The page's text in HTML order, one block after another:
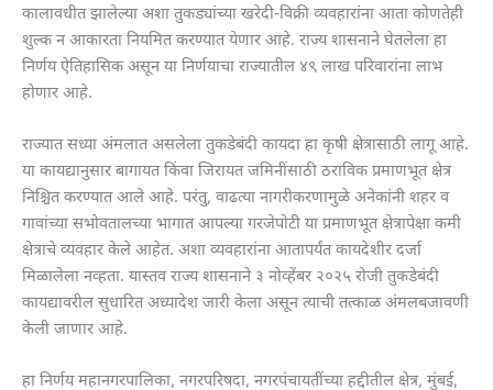
कालावधीत झालेल्या अशा तुकड्यांच्या खरेदी-विक्री व्यवहारांना आता कोणतेही
शुल्क न आकारता नियमित करण्यात येणार आहे. राज्य शासनाने घेतलेला हा
निर्णय ऐतिहासिक असून या निर्णयाचा राज्यातील ४९ लाख परिवारांना लाभ
होणार आहे.
राज्यात सध्या अंमलात असलेला तुकडेबंदी कायदा हा कृषी क्षेत्रासाठी लागू आहे.
या कायद्यानुसार बागायत किंवा जिरायत जमिनींसाठी ठराविक प्रमाणभूत क्षेत्र
निश्चित करण्यात आले आहे. परंतु, वाढत्या नागरीकरणामुळे अनेकांनी शहर व
गावांच्या सभोवतालच्या भागात आपल्या गरजेपोटी या प्रमाणभूत क्षेत्रापेक्षा कमी
क्षेत्राचे व्यवहार केले आहेत. अशा व्यवहारांना आतापर्यंत कायदेशीर दर्जा
मिळालेला नव्हता. यास्तव राज्य शासनाने ३ नोव्हेंबर २०२५ रोजी तुकडेबंदी
कायद्यावरील सुधारित अध्यादेश जारी केला असून त्याची तत्काळ अंमलबजावणी
केली जाणार आहे.
हा निर्णय महानगरपालिका, नगरपरिषदा, नगरपंचायतींच्या हद्दीतील क्षेत्र, मुंबई,